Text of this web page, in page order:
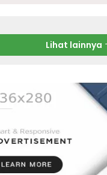
Lihat lainnya